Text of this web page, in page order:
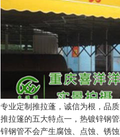
专业定制推拉蓬，诚信为根，品
推拉篷的五大特点一，热镀锌钢
锌钢管不会产生腐蚀、点蚀、锈